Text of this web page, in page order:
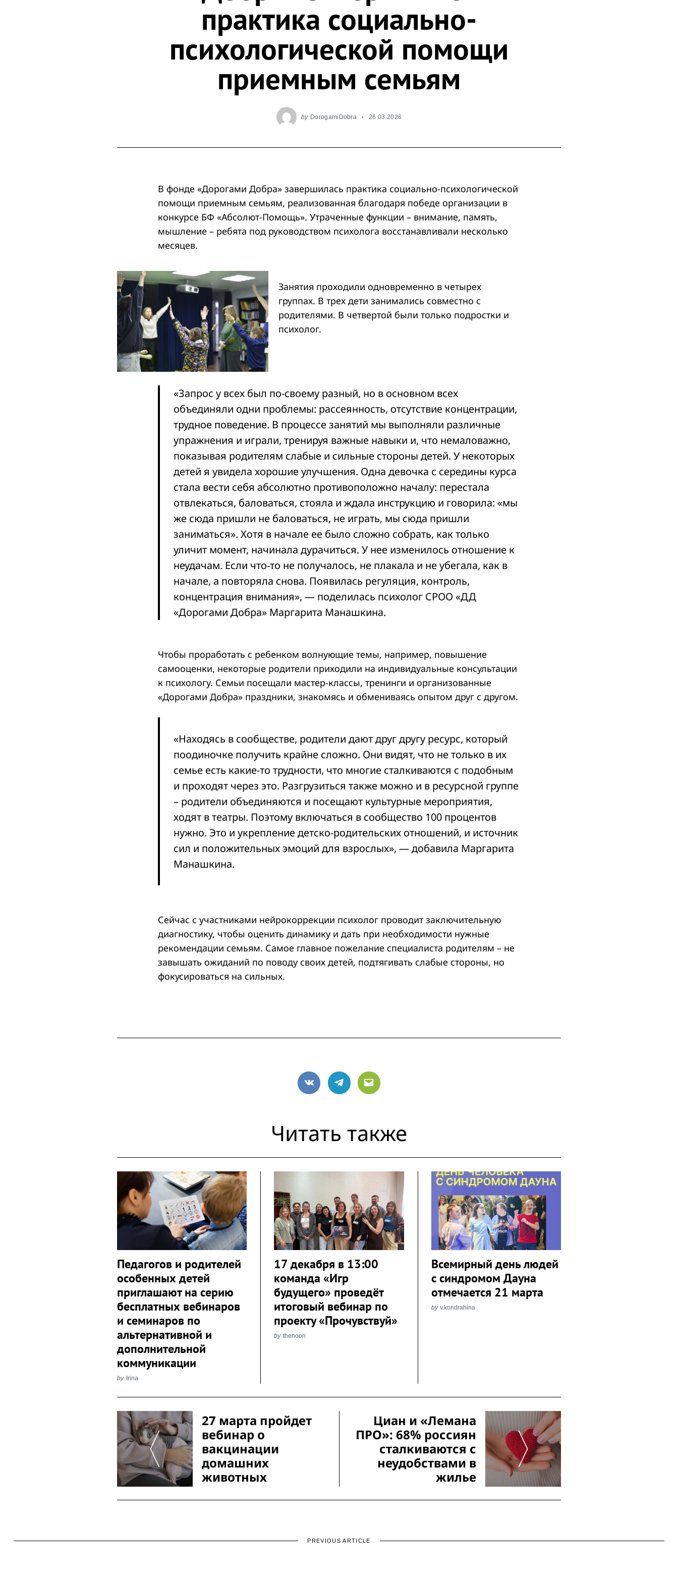
практика социально-
психологической помощи
приемным семьям
by DorogamiDobra 26.03.2026
В фонде «Дорогами Добра» завершилась практика социально-психологической
помощи приемным семьям, реализованная благодаря победе организации в
конкурсе БФ «Абсолют-Помощь». Утраченные функции – внимание, память,
мышление – ребята под руководством психолога восстанавливали несколько
месяцев.
Занятия проходили одновременно в четырех
группах. В трех дети занимались совместно с
родителями. В четвертой были только подростки и
психолог.
«Запрос у всех был по-своему разный, но в основном всех
объединяли одни проблемы: рассеянность, отсутствие концентрации,
трудное поведение. В процессе занятий мы выполняли различные
упражнения и играли, тренируя важные навыки и, что немаловажно,
показывая родителям слабые и сильные стороны детей. У некоторых
детей я увидела хорошие улучшения. Одна девочка с середины курса
стала вести себя абсолютно противоположно началу: перестала
отвлекаться, баловаться, стояла и ждала инструкцию и говорила: «мы
же сюда пришли не баловаться, не играть, мы сюда пришли
заниматься». Хотя в начале ее было сложно собрать, как только
уличит момент, начинала дурачиться. У нее изменилось отношение к
неудачам. Если что-то не получалось, не плакала и не убегала, как в
начале, а повторяла снова. Появилась регуляция, контроль,
концентрация внимания», — поделилась психолог СРОО «ДД
«Дорогами Добра» Маргарита Манашкина.
Чтобы проработать с ребенком волнующие темы, например, повышение
самооценки, некоторые родители приходили на индивидуальные консультации
к психологу. Семьи посещали мастер-классы, тренинги и организованные
«Дорогами Добра» праздники, знакомясь и обмениваясь опытом друг с другом.
«Находясь в сообществе, родители дают друг другу ресурс, который
поодиночке получить крайне сложно. Они видят, что не только в их
семье есть какие-то трудности, что многие сталкиваются с подобным
и проходят через это. Разгрузиться также можно и в ресурсной группе
– родители объединяются и посещают культурные мероприятия,
ходят в театры. Поэтому включаться в сообщество 100 процентов
нужно. Это и укрепление детско-родительских отношений, и источник
сил и положительных эмоций для взрослых», — добавила Маргарита
Манашкина.
Сейчас с участниками нейрокоррекции психолог проводит заключительную
диагностику, чтобы оценить динамику и дать при необходимости нужные
рекомендации семьям. Самое главное пожелание специалиста родителям – не
завышать ожиданий по поводу своих детей, подтягивать слабые стороны, но
фокусироваться на сильных.
VK Telegram
Email
Читать также
Педагогов и родителей
особенных детей
приглашают на серию
бесплатных вебинаров
и семинаров по
альтернативной и
дополнительной
коммуникации
by Irina
17 декабря в 13:00
команда «Игр
будущего» проведёт
итоговый вебинар по
проекту «Прочувствуй»
by thenoon
Всемирный день людей
с синдромом Дауна
отмечается 21 марта
by v.kondrahina
Post
Navigation27 марта пройдет
вебинар о
вакцинации
домашних
животных
Циан и «Лемана
ПРО»: 68% россиян
сталкиваются с
неудобствами в
жилье
PREVIOUS ARTICLE